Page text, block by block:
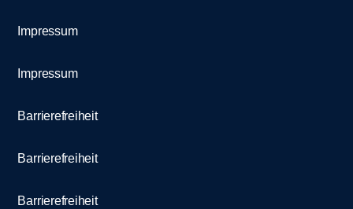
Impressum
Impressum
Barrierefreiheit
Barrierefreiheit
Barrierefreiheit